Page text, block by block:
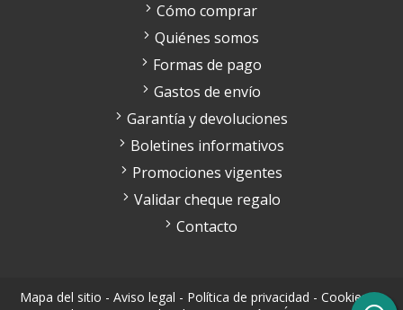
Cómo comprar
Quiénes somos
Formas de pago
Gastos de envío
Garantía y devoluciones
Boletines informativos
Promociones vigentes
Validar cheque regalo
Contacto
Mapa del sitio - Aviso legal - Política de privacidad - Cookies-